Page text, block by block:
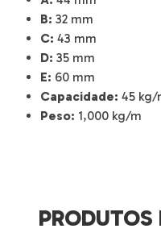
B: 32 mm
C: 43 mm
D: 35 mm
E: 60 mm
Capacidade: 45 kg/
Peso: 1,000 kg/m